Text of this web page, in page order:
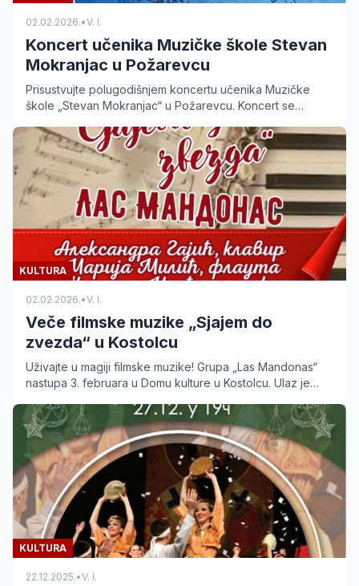
02.02.2026.•V. I.
Koncert učenika Muzičke škole Stevan
Mokranjac u Požarevcu
Prisustvujte polugodišnjem koncertu učenika Muzičke
škole „Stevan Mokranjac“ u Požarevcu. Koncert se
KULTURA
02.02.2026.•V. I.
Veče filmske muzike „Sjajem do
zvezda“ u Kostolcu
Uživajte u magiji filmske muzike! Grupa „Las Mandonas“
nastupa 3. februara u Domu kulture u Kostolcu. Ulaz je
KULTURA
22.12.2025.•V. I.